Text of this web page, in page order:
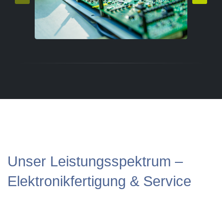
Unser Leistungsspektrum –
Elektronikfertigung & Service